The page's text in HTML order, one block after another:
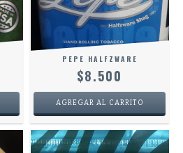
PEPE HALFZWARE
$8.500